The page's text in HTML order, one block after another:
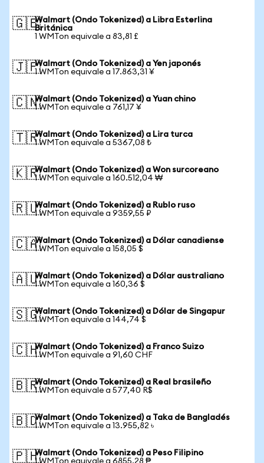
🇬🇧Walmart (Ondo Tokenized) a Libra Esterlina
Británica
1 WMTon equivale a 83,81 £
🇯🇵Walmart (Ondo Tokenized) a Yen japonés
1 WMTon equivale a 17.863,31 ¥
🇨🇳Walmart (Ondo Tokenized) a Yuan chino
1 WMTon equivale a 761,17 ¥
🇹🇷Walmart (Ondo Tokenized) a Lira turca
1 WMTon equivale a 5367,08 ₺
🇰🇷Walmart (Ondo Tokenized) a Won surcoreano
1 WMTon equivale a 160.512,04 ₩
🇷🇺Walmart (Ondo Tokenized) a Rublo ruso
1 WMTon equivale a 9359,55 ₽
🇨🇦Walmart (Ondo Tokenized) a Dólar canadiense
1 WMTon equivale a 158,05 $
🇦🇺Walmart (Ondo Tokenized) a Dólar australiano
1 WMTon equivale a 160,36 $
🇸🇬Walmart (Ondo Tokenized) a Dólar de Singapur
1 WMTon equivale a 144,74 $
🇨🇭Walmart (Ondo Tokenized) a Franco Suizo
1 WMTon equivale a 91,60 CHF
🇧🇷Walmart (Ondo Tokenized) a Real brasileño
1 WMTon equivale a 577,40 R$
🇧🇩Walmart (Ondo Tokenized) a Taka de Bangladés
1 WMTon equivale a 13.955,82 ৳
🇵🇭Walmart (Ondo Tokenized) a Peso Filipino
1 WMTon equivale a 6855,28 ₱